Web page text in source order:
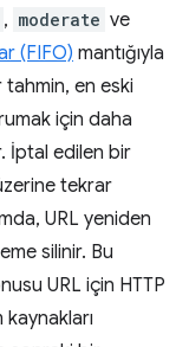
, moderate ve
(FIFO) mantığıyla
tahmin, en eski
için daha
İptal edilen bir
tekrar
URL yeniden
silinir. Bu
URL için HTTP